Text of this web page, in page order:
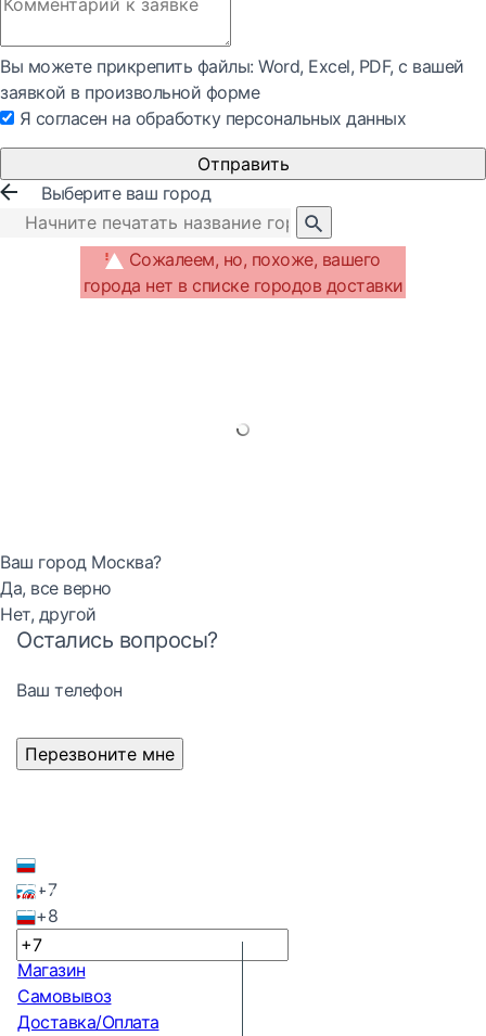
Вы можете прикрепить файлы: Word, Exсel, PDF, с вашей
заявкой в произвольной форме
Я согласен на обработку персональных данных
Отправить
Выберите ваш город
Сожалеем, но, похоже, вашего
города нет в списке городов доставки
Ваш город Москва?
Да, все верно
Нет, другой
Остались вопросы?
Ваш телефон
+7
+8
Перезвоните мне
Магазин
Самовывоз
Доставка/Оплата